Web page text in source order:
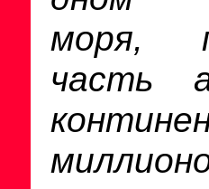
моря,
часть